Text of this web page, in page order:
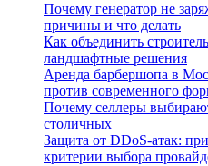
Почему генератор не
причины и что делать
Как объединить
ландшафтные решения
Аренда барбершопа в
против современного
Почему селлеры
столичных
Защита от DDoS-атак:
критерии выбора